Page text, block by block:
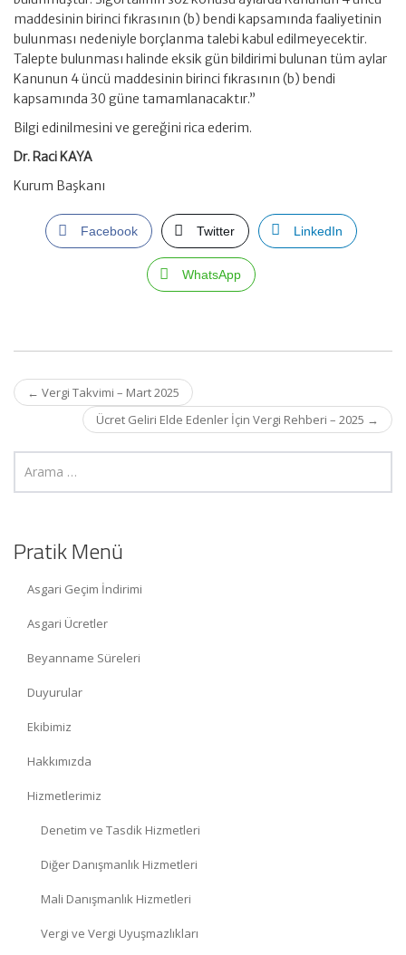
maddesinin birinci fıkrasının (b) bendi kapsamında faaliyetinin
bulunması nedeniyle borçlanma talebi kabul edilmeyecektir.
Talepte bulunması halinde eksik gün bildirimi bulunan tüm aylar
Kanunun 4 üncü maddesinin birinci fıkrasının (b) bendi
kapsamında 30 güne tamamlanacaktır.”
Bilgi edinilmesini ve gereğini rica ederim.
Dr. Raci KAYA
Kurum Başkanı
Facebook Twitter LinkedIn
WhatsApp
Post
navigation
← Vergi Takvimi – Mart 2025
Ücret Geliri Elde Edenler İçin Vergi Rehberi – 2025 →
Pratik Menü
Asgari Geçim İndirimi
Asgari Ücretler
Beyanname Süreleri
Duyurular
Ekibimiz
Hakkımızda
Hizmetlerimiz
Denetim ve Tasdik Hizmetleri
Diğer Danışmanlık Hizmetleri
Mali Danışmanlık Hizmetleri
Vergi ve Vergi Uyuşmazlıkları